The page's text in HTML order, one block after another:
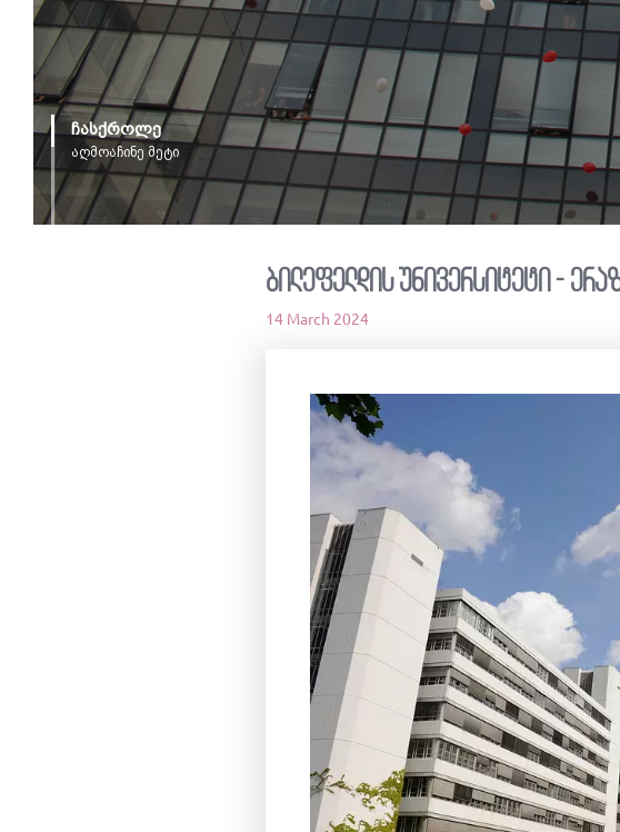
ჩასქროლე
აღმოაჩინე მეტი
ბილეფელდის უნივერსიტეტი -
14 March 2024